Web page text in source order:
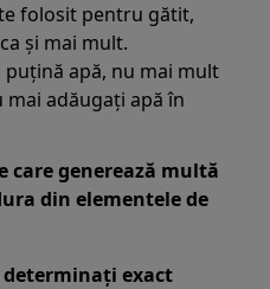
folosit pentru gătit,
și mai mult.
apă, nu mai mult
mai adăugați apă în
care generează multă
din elementele de
determinați exact